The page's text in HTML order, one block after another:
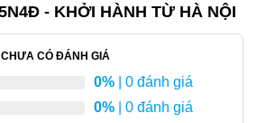
- KHỞI HÀNH TỪ HÀ NỘI
CHƯA CÓ ĐÁNH GIÁ
0% | 0 đánh giá
0% | 0 đánh giá